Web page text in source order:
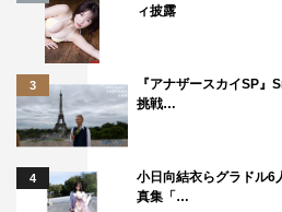
ィ披露
3
『アナザースカイSP
挑戦…
4
小日向結衣らグラドル6
真集「…